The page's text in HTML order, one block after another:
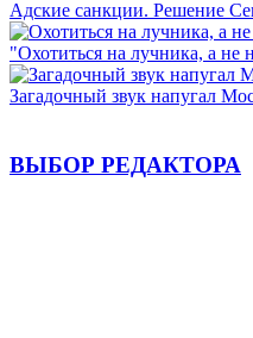
Адские санкции. Решение
"Охотиться на лучника, а не
Загадочный звук напугал
ВЫБОР РЕДАКТОРА